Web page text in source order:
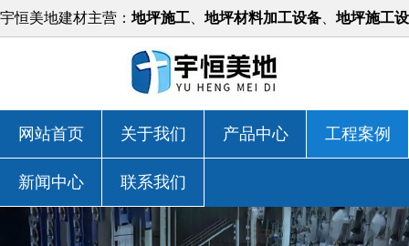
宇恒美地建材主营： 地坪施工 地坪材料加工设备 地坪施工设
备等，价格实惠！
网站首页 关于我们 产品中心 工程案例
新闻中心 联系我们